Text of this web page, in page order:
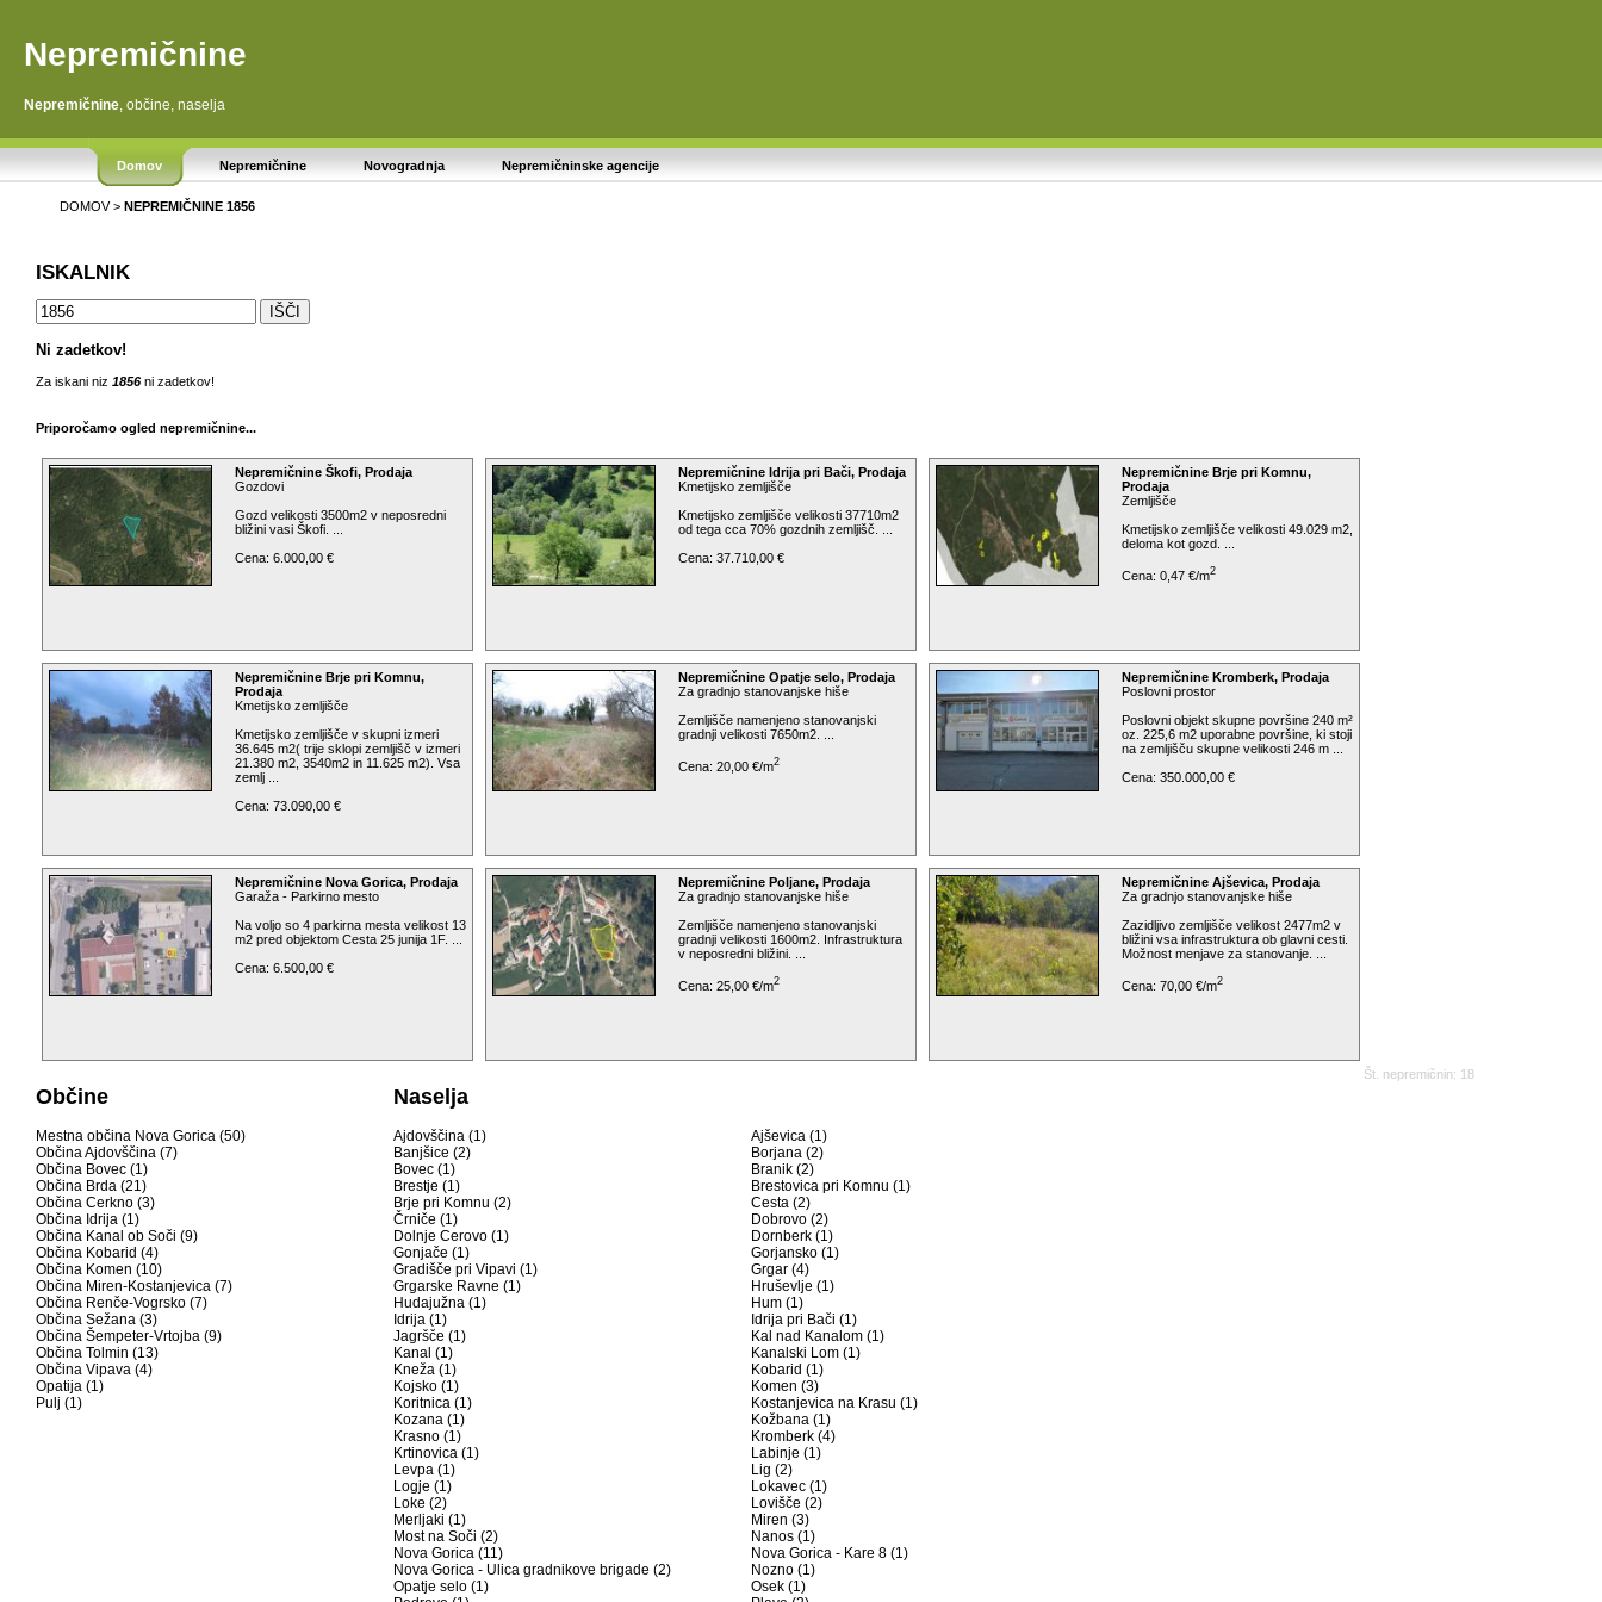
Nepremičnine
Nepremičnine , občine, naselja
Domov Nepremičnine Novogradnja Nepremičninske agencije
DOMOV> NEPREMIČNINE 1856
ISKALNIK
Ni zadetkov!
Za iskani niz 1856 ni zadetkov!
Priporočamo ogled nepremičnine...
Nepremičnine Škofi, Prodaja
Gozdovi
Gozd velikosti 3500m2 v neposredni
bližini vasi Škofi. ...
Cena: 6.000,00 €
Nepremičnine Idrija pri Bači, Prodaja
Kmetijsko zemljišče
Kmetijsko zemljišče velikosti 37710m2
od tega cca 70% gozdnih zemljišč. ...
Cena: 37.710,00 €
Nepremičnine Brje pri Komnu,
Prodaja
Zemljišče
Kmetijsko zemljišče velikosti 49.029 m2,
deloma kot gozd. ...
Cena: 0,47 €/m2
Nepremičnine Brje pri Komnu,
Prodaja
Kmetijsko zemljišče
Kmetijsko zemljišče v skupni izmeri
36.645 m2( trije sklopi zemljišč v izmeri
21.380 m2, 3540m2 in 11.625 m2). Vsa
zemlj ...
Cena: 73.090,00 €
Nepremičnine Opatje selo, Prodaja
Za gradnjo stanovanjske hiše
Zemljišče namenjeno stanovanjski
gradnji velikosti 7650m2. ...
Cena: 20,00 €/m2
Nepremičnine Kromberk, Prodaja
Poslovni prostor
Poslovni objekt skupne površine 240 m²
oz. 225,6 m2 uporabne površine, ki stoji
na zemljišču skupne velikosti 246 m ...
Cena: 350.000,00 €
Nepremičnine Nova Gorica, Prodaja
Garaža - Parkirno mesto
Na voljo so 4 parkirna mesta velikost 13
m2 pred objektom Cesta 25 junija 1F. ...
Cena: 6.500,00 €
Nepremičnine Poljane, Prodaja
Za gradnjo stanovanjske hiše
Zemljišče namenjeno stanovanjski
gradnji velikosti 1600m2. Infrastruktura
v neposredni bližini. ...
Cena: 25,00 €/m2
Nepremičnine Ajševica, Prodaja
Za gradnjo stanovanjske hiše
Zazidljivo zemljišče velikost 2477m2 v
bližini vsa infrastruktura ob glavni cesti.
Možnost menjave za stanovanje. ...
Cena: 70,00 €/m2
Št. nepremičnin: 18
Občine
Mestna občina Nova Gorica (50)
Občina Ajdovščina (7)
Občina Bovec (1)
Občina Brda (21)
Občina Cerkno (3)
Občina Idrija (1)
Občina Kanal ob Soči (9)
Občina Kobarid (4)
Občina Komen (10)
Občina Miren-Kostanjevica (7)
Občina Renče-Vogrsko (7)
Občina Sežana (3)
Občina Šempeter-Vrtojba (9)
Občina Tolmin (13)
Občina Vipava (4)
Opatija (1)
Pulj (1)
Naselja
Ajdovščina (1)
Ajševica (1)
Banjšice (2)
Borjana (2)
Bovec (1)
Branik (2)
Brestje (1)
Brestovica pri Komnu (1)
Brje pri Komnu (2)
Cesta (2)
Črniče (1)
Dobrovo (2)
Dolnje Cerovo (1)
Dornberk (1)
Gonjače (1)
Gorjansko (1)
Gradišče pri Vipavi (1)
Grgar (4)
Grgarske Ravne (1)
Hruševlje (1)
Hudajužna (1)
Hum (1)
Idrija (1)
Idrija pri Bači (1)
Jagršče (1)
Kal nad Kanalom (1)
Kanal (1)
Kanalski Lom (1)
Kneža (1)
Kobarid (1)
Kojsko (1)
Komen (3)
Koritnica (1)
Kostanjevica na Krasu (1)
Kozana (1)
Kožbana (1)
Krasno (1)
Kromberk (4)
Krtinovica (1)
Labinje (1)
Levpa (1)
Lig (2)
Logje (1)
Lokavec (1)
Loke (2)
Lovišče (2)
Merljaki (1)
Miren (3)
Most na Soči (2)
Nanos (1)
Nova Gorica (11)
Nova Gorica - Kare 8 (1)
Nova Gorica - Ulica gradnikove brigade (2)
Nozno (1)
Opatje selo (1)
Osek (1)